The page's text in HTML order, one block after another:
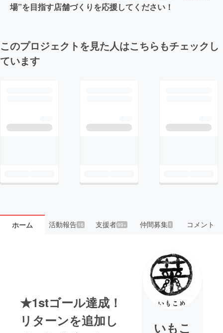
場”を目指す店舗づくりを応援してください！
このプロジェクトを見た人はこちらもチェックし
ています
ホーム 活動報告16 支援者99+ 仲間募集 1 コメント
★1stゴール達成！
リターンを追加し
いもこ